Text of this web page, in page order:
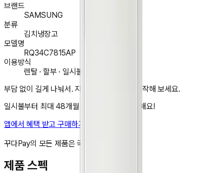
브랜드
SAMSUNG
분류
김치냉장고
모델명
RQ34C7815AP
이용방식
렌탈 · 할부 · 일시불 구매
부담 없이 길게 나눠서. 지금 앱에서 렌탈을 시작해 보세요.
일시불부터 최대 48개월 무이자 할부도 가능해요!
앱에서 혜택 받고 구매하기
꾸다Pay의 모든 제품은 국내 정품입니다.
제품 스펙